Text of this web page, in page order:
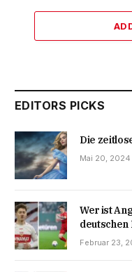
EDITORS PICKS
Die
Mai 20, 2024
Wer ist
Februar 23,